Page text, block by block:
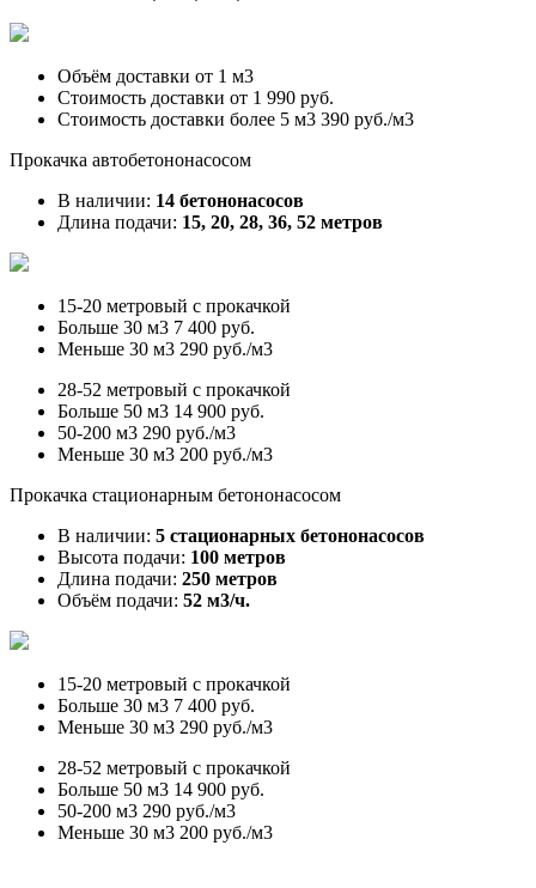
Объём доставки от 1 м3
Стоимость доставки от 1 990 руб.
Стоимость доставки более 5 м3 390 руб./м3
Прокачка автобетононасосом
В наличии: 14 бетононасосов
Длина подачи: 15, 20, 28, 36, 52 метров
15-20 метровый с прокачкой
Больше 30 м3 7 400 руб.
Меньше 30 м3 290 руб./м3
28-52 метровый с прокачкой
Больше 50 м3 14 900 руб.
50-200 м3 290 руб./м3
Меньше 30 м3 200 руб./м3
Прокачка стационарным бетононасосом
В наличии: 5 стационарных бетононасосов
Высота подачи: 100 метров
Длина подачи: 250 метров
Объём подачи: 52 м3/ч.
15-20 метровый с прокачкой
Больше 30 м3 7 400 руб.
Меньше 30 м3 290 руб./м3
28-52 метровый с прокачкой
Больше 50 м3 14 900 руб.
50-200 м3 290 руб./м3
Меньше 30 м3 200 руб./м3